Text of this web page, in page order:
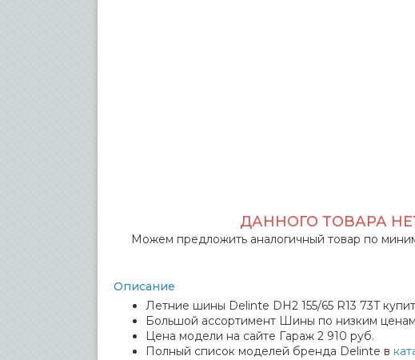
ДАННОГО ТОВАРА
Можем предложить аналогичный товар по
Описание
Летние шины Delinte DH2 155/65 R13 73T
Большой ассортимент Шины по низким
Цена модели на сайте Гараж 2 910 руб.
Полный список моделей бренда Delinte в